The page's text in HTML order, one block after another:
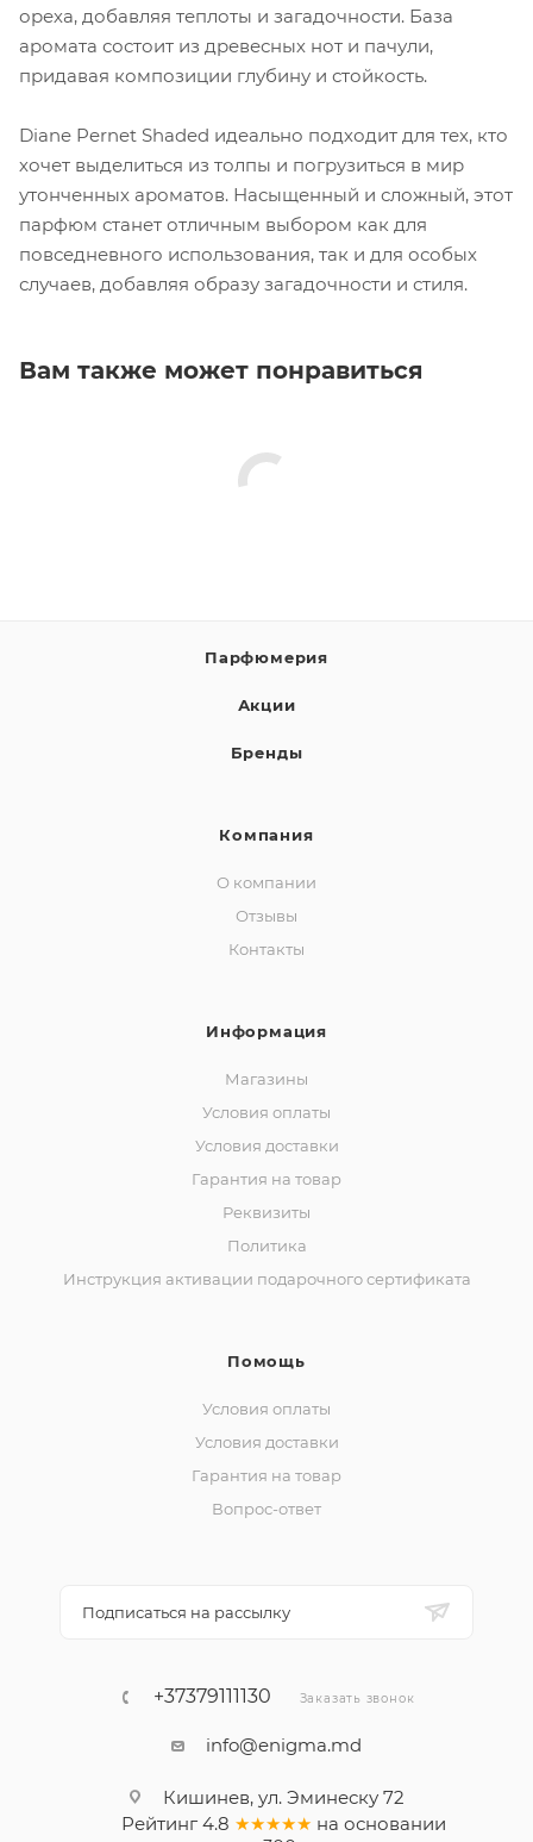
ореха, добавляя теплоты и загадочности. База
аромата состоит из древесных нот и пачули,
придавая композиции глубину и стойкость.
Diane Pernet Shaded идеально подходит для тех, кто
хочет выделиться из толпы и погрузиться в мир
утонченных ароматов. Насыщенный и сложный, этот
парфюм станет отличным выбором как для
повседневного использования, так и для особых
случаев, добавляя образу загадочности и стиля.
Вам также может понравиться
Парфюмерия
Акции
Бренды
Компания
О компании
Отзывы
Контакты
Информация
Магазины
Условия оплаты
Условия доставки
Гарантия на товар
Реквизиты
Политика
Инструкция активации подарочного сертификата
Помощь
Условия оплаты
Условия доставки
Гарантия на товар
Вопрос-ответ
Подписаться на рассылку
+37379111130 Заказать звонок
info@enigma.md
Кишинев, ул. Эминеску 72
Рейтинг 4.8 ★★★★★ на основании